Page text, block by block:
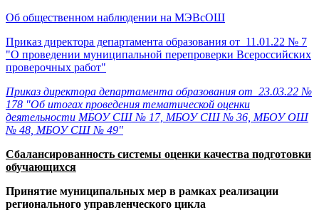
Об общественном наблюдении на МЭВсОШ
Приказ директора департамента образования от 11.01.22 № 7
"О проведении муниципальной перепроверки Всероссийских
проверочных работ"
Приказ директора департамента образования от 23.03.22 №
178 "Об итогах проведения тематической оценки
деятельности МБОУ СШ № 17, МБОУ СШ № 36, МБОУ ОШ
№ 48, МБОУ СШ № 49"
Сбалансированность системы оценки качества подготовки
обучающихся
Принятие муниципальных мер в рамках реализации
регионального управленческого цикла